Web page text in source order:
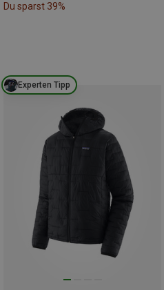
Du sparst 39%
Experten Tipp